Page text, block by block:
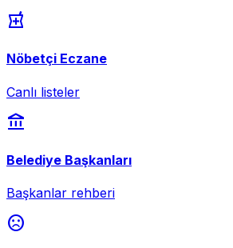
local_pharmacy
Nöbetçi Eczane
Canlı listeler
account_balance
Belediye Başkanları
Başkanlar rehberi
sentiment_dissatisfied